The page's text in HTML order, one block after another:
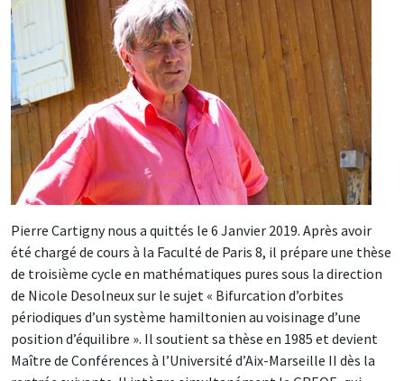
Pierre Cartigny nous a quittés le 6 Janvier 2019. Après avoir
été chargé de cours à la Faculté de Paris 8, il prépare une thèse
de troisième cycle en mathématiques pures sous la direction
de Nicole Desolneux sur le sujet « Bifurcation d’orbites
périodiques d’un système hamiltonien au voisinage d’une
position d’équilibre ». Il soutient sa thèse en 1985 et devient
Maître de Conférences à l’Université d’Aix-Marseille II dès la